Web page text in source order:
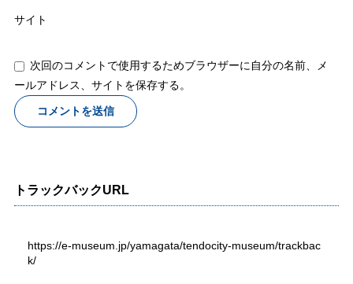
サイト
次回のコメントで使用するためブラウザーに自分の名前、メ
ールアドレス、サイトを保存する。
トラックバックURL
https://e-museum.jp/yamagata/tendocity-museum/trackbac
k/